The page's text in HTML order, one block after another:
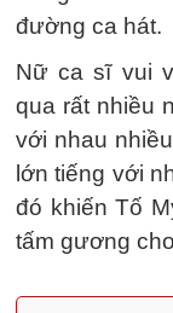
đường ca hát.
Nữ ca sĩ vui
qua rất nhiều
với nhau
lớn tiếng với
đó khiến Tố
tấm gương